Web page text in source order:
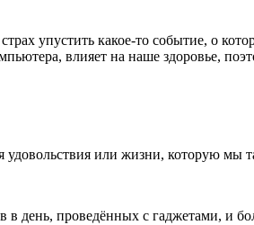
упустить какое-то событие, о
влияет на наше здоровье,
или жизни, которую мы
в день, проведённых с гаджетами, и